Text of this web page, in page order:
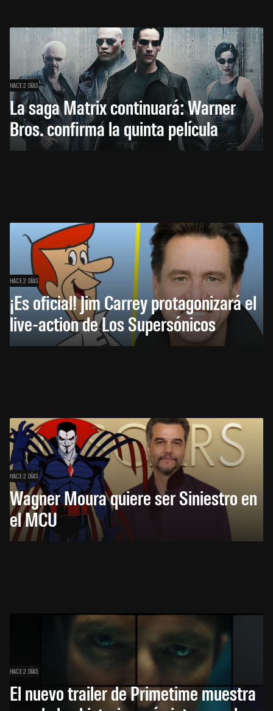
HACE 2 DÍAS
La saga Matrix continuará: Warner
Bros. confirma la quinta película
HACE 2 DÍAS
¡Es oficial! Jim Carrey protagonizará el
live-action de Los Supersónicos
HACE 2 DÍAS
Wagner Moura quiere ser Siniestro en
el MCU
HACE 2 DÍAS
El nuevo trailer de Primetime muestra